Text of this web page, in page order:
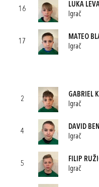
16
LUKA
Igrač
17
MATEO
Igrač
2
GABRIEL
Igrač
4
DAVID
Igrač
5
FILIP
Igrač